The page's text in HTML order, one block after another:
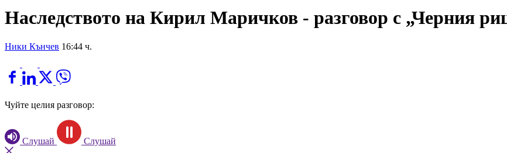
Наследството на Кирил Маричков - разговор с „Черния
Ники Кънчев 16:44 ч.
Чуйте целия разговор:
Слушай Слушай